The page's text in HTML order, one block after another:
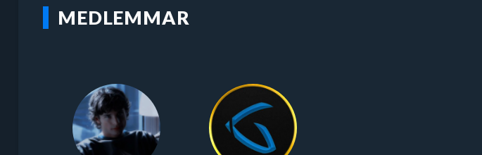
MEDLEMMAR